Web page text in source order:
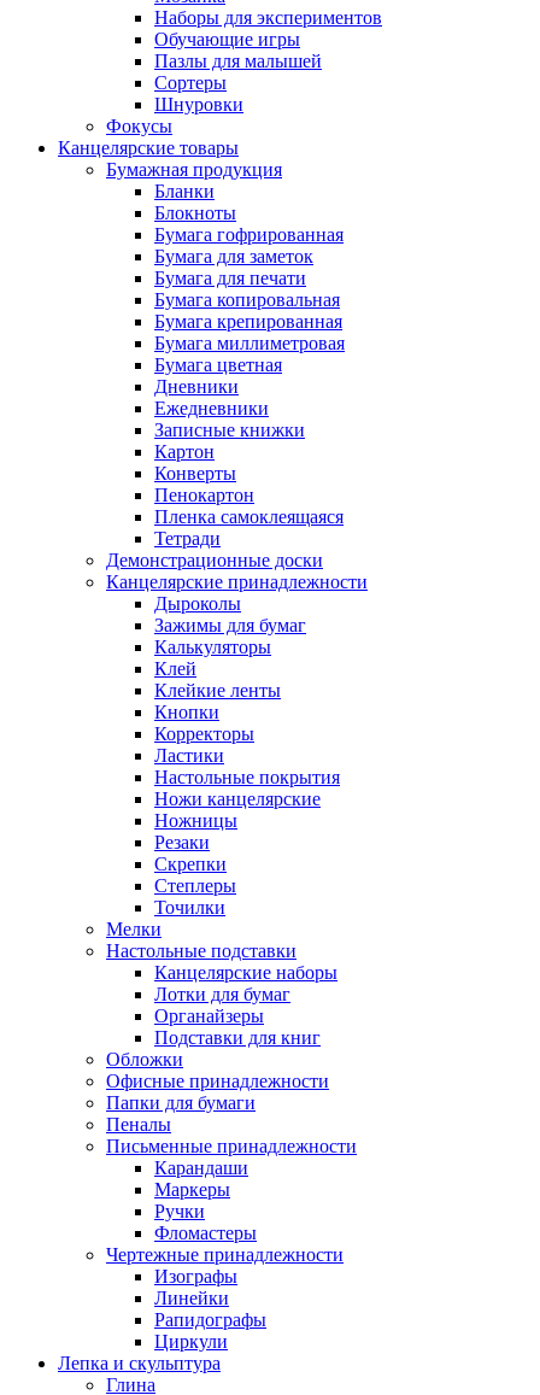
Наборы для экспериментов
Обучающие игры
Пазлы для малышей
Сортеры
Шнуровки
Фокусы
Канцелярские товары
Бумажная продукция
Бланки
Блокноты
Бумага гофрированная
Бумага для заметок
Бумага для печати
Бумага копировальная
Бумага крепированная
Бумага миллиметровая
Бумага цветная
Дневники
Ежедневники
Записные книжки
Картон
Конверты
Пенокартон
Пленка самоклеящаяся
Тетради
Демонстрационные доски
Канцелярские принадлежности
Дыроколы
Зажимы для бумаг
Калькуляторы
Клей
Клейкие ленты
Кнопки
Корректоры
Ластики
Настольные покрытия
Ножи канцелярские
Ножницы
Резаки
Скрепки
Степлеры
Точилки
Мелки
Настольные подставки
Канцелярские наборы
Лотки для бумаг
Органайзеры
Подставки для книг
Обложки
Офисные принадлежности
Папки для бумаги
Пеналы
Письменные принадлежности
Карандаши
Маркеры
Ручки
Фломастеры
Чертежные принадлежности
Изографы
Линейки
Рапидографы
Циркули
Лепка и скульптура
Глина